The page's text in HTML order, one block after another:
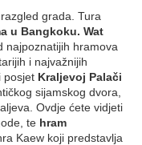
grada. Tura
u Bangkoku. Wat
najpoznatijih hramova
i najvažnijih
posjet Kraljevoj Palači
sijamskog dvora,
Ovdje ćete vidjeti
te hram
Kaew koji predstavlja